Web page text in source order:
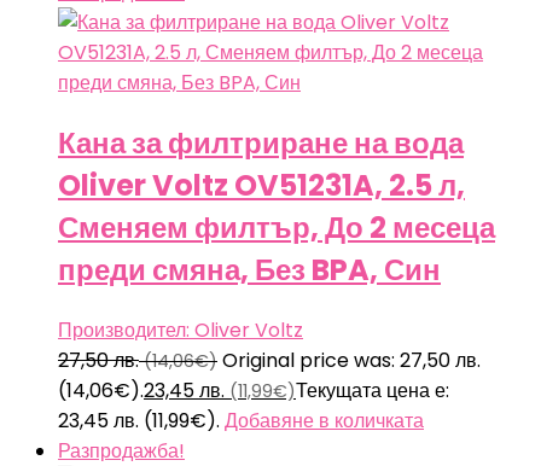
Кана за филтриране на вода
Oliver Voltz OV51231A, 2.5 л,
Сменяем филтър, До 2 месеца
преди смяна, Без BPA, Син
Производител: Oliver Voltz
27,50лв.(14,06€) Original price was: 27,50 лв.
(14,06€).23,45лв. (11,99€)Текущата цена е:
23,45 лв. (11,99€). Добавяне в количката
Разпродажба!